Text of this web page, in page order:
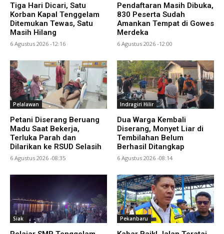
Tiga Hari Dicari, Satu
Korban Kapal Tenggelam
Ditemukan Tewas, Satu
Masih Hilang
6 Agustus 2026 -12:16
Pendaftaran Masih Dibuka,
830 Peserta Sudah
Amankan Tempat di Gowes
Merdeka
6 Agustus 2026 -12:00
Pelalawan
Petani Diserang Beruang
Madu Saat Bekerja,
Terluka Parah dan
Dilarikan ke RSUD Selasih
6 Agustus 2026 -08:35
Indragiri Hilir
Dua Warga Kembali
Diserang, Monyet Liar di
Tembilahan Belum
Berhasil Ditangkap
6 Agustus 2026 -08:14
Siak Pekanbaru